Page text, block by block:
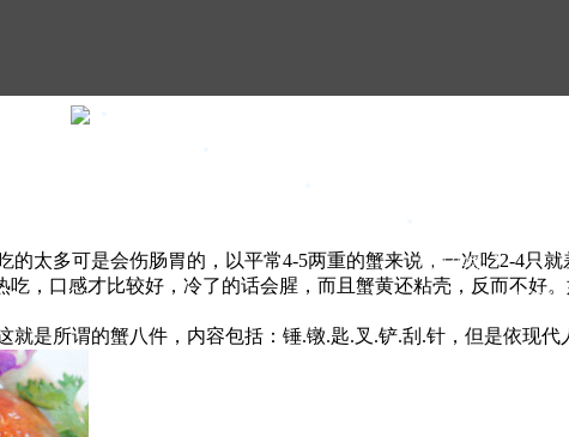
太多可是会伤肠胃的，以平常4-5两重的蟹来说，一次吃2-4只
，口感才比较好，冷了的话会腥，而且蟹黄还粘壳，反而不好
是所谓的蟹八件，内容包括：锤.镦.匙.叉.铲.刮.针，但是依现
甄选年货
联系蟹